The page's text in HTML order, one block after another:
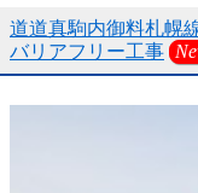
道道真駒内御料札幌
バリアフリー工事